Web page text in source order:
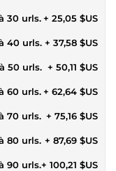
30 urls.+ 25,05 $US
40 urls. + 37,58 $US
50 urls. + 50,11 $US
60 urls.+ 62,64 $US
70 urls. + 75,16 $US
80 urls. + 87,69 $US
90 urls.+ 100,21 $US